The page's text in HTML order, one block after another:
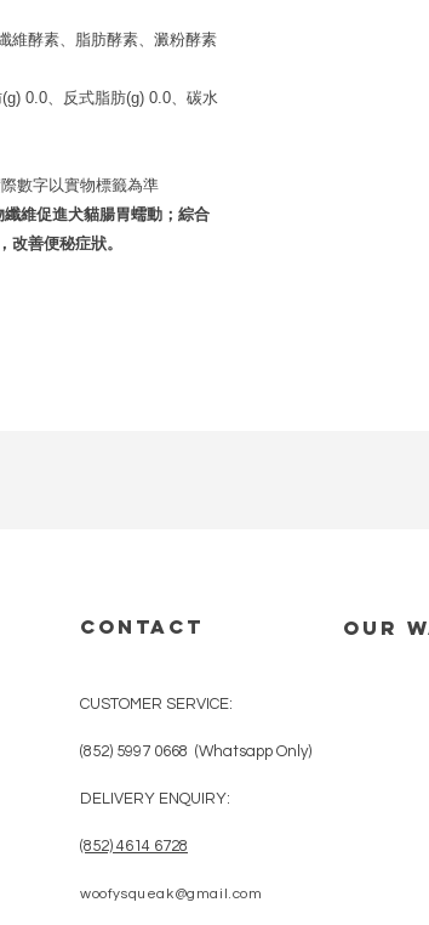
維酵素、脂肪酵素、澱粉酵素
0.0、反式脂肪(g) 0.0、碳水
數字以實物標籤為準
維促進犬貓腸胃蠕動；綜合
善便秘症狀。
CONTACT
CUSTOMER SERVICE:
(852) 5997 0668 (Whatsapp Only)
DELIVERY ENQUIRY:
(852) 4614 6728
woofysqueak@gmail.com
OUR